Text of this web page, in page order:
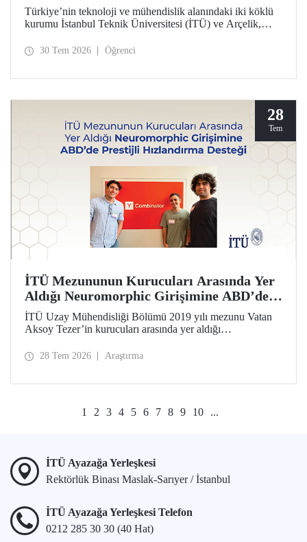
Türkiye’nin teknoloji ve mühendislik alanındaki iki köklü
kurumu İstanbul Teknik Üniversitesi (İTÜ) ve Arçelik,
imza attı. Protokol, ortak bilimsel araştırmalar ve yenilikçi
30 Tem 2026 Öğrenci
28
Tem
İTÜ Mezununun Kurucuları Arasında Yer
Aldığı Neuromorphic Girişimine ABD’de
Prestijli Hızlandırma Desteği
İTÜ Uzay Mühendisliği Bölümü 2019 yılı mezunu Vatan
Aksoy Tezer’in kurucuları arasında yer aldığı
programı Y Combinator’ın (YC) 2026 yaz dönemine kabul
28 Tem 2026 Araştırma
1 2 3 4 5 6 7 8 9 10 ...
İTÜ Ayazağa Yerleşkesi
Rektörlük Binası Maslak-Sarıyer / İstanbul
İTÜ Ayazağa Yerleşkesi Telefon
0212 285 30 30 (40 Hat)